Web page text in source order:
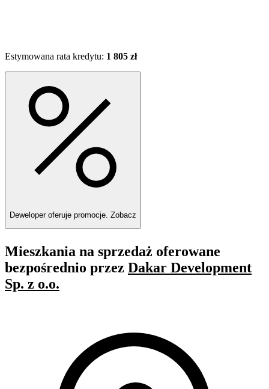
Estymowana rata kredytu: 1 805 zł
Deweloper oferuje promocje. Zobacz
Mieszkania na sprzedaż oferowane
bezpośrednio przez Dakar Development
Sp. z o.o.